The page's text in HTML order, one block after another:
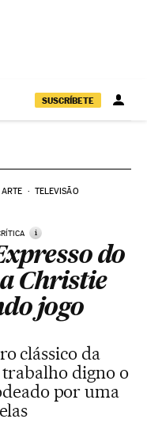
SUSCRÍBETE
ARTE TELEVISÃO
i
do
Christie
jogo
clássico da
digno o
por uma